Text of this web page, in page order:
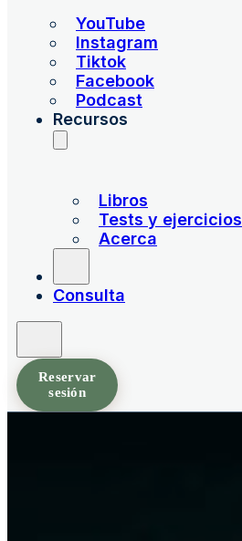
YouTube
Instagram
Tiktok
Facebook
Podcast
Recursos
Libros
Tests y ejercicios
Acerca
Consulta
Reservar
sesión